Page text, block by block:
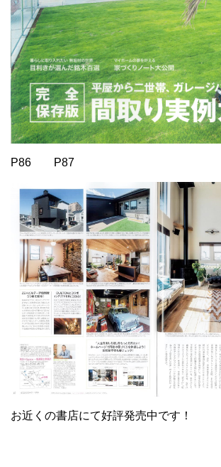
P86 P87
お近くの書店にて好評発売中です！